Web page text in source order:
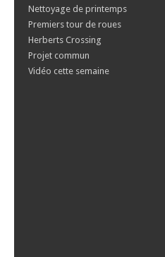
Nettoyage de printemps
Premiers tour de roues
Herberts Crossing
Projet commun
Vidéo cette semaine